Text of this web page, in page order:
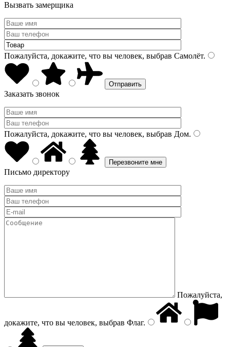
Вызвать замерщика
Пожалуйста, докажите, что вы человек, выбрав Самолёт.
Заказать звонок
Пожалуйста, докажите, что вы человек, выбрав Дом.
Письмо директору
Пожалуйста,
докажите, что вы человек, выбрав Флаг.